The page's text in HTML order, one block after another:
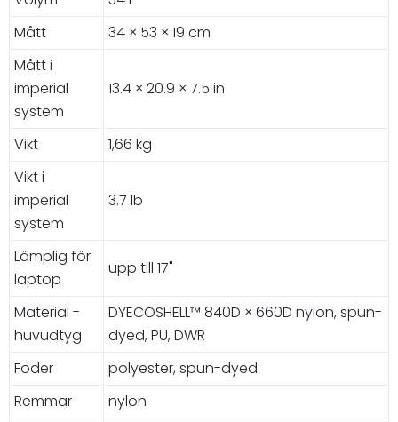
Mått
34 × 53 × 19 cm
Mått i
imperial
system
13.4 × 20.9 × 7.5 in
Vikt
1,66 kg
Vikt i
imperial
system
3.7 lb
Lämplig för
laptop
upp till 17"
Material -
huvudtyg
DYECOSHELL™ 840D × 660D nylon, spun-
dyed, PU, DWR
Foder
polyester, spun-dyed
Remmar
nylon